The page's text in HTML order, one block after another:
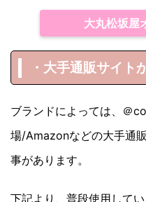
大丸松坂屋
・大手通販サイト
ブランドによっては、＠
場/Amazonなどの大手通
事があります。
下記より、普段使用して